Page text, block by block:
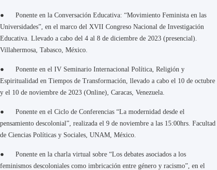
● Ponente en la Conversación Educativa: “Movimiento Feminista en las
Universidades”, en el marco del XVII Congreso Nacional de Investigación
Educativa. Llevado a cabo del 4 al 8 de diciembre de 2023 (presencial).
Villahermosa, Tabasco, México.
● Ponente en el IV Seminario Internacional Política, Religión y
Espiritualidad en Tiempos de Transformación, llevado a cabo el 10 de octubre
y el 10 de noviembre de 2023 (Online), Caracas, Venezuela.
● Ponente en el Ciclo de Conferencias “La modernidad desde el
pensamiento descolonial”, realizada el 9 de noviembre a las 15:00hrs. Facultad
de Ciencias Políticas y Sociales, UNAM, México.
● Ponente en la charla virtual sobre “Los debates asociados a los
feminismos descoloniales como imbricación entre género y racismo”, en el